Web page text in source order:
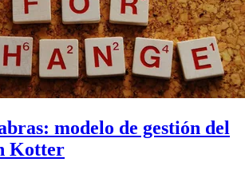
modelo de gestión del
Kotter